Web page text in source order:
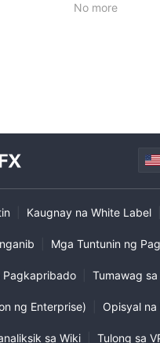
No more
Kaugnay na White Label
Mga Tuntunin ng
Pagkapribado Tumawag
ng Enterprise) Opisyal
sa Wiki Tulong sa